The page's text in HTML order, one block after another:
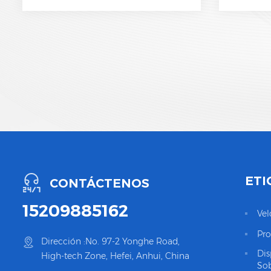
CONTÁCTENOS
15209885162
Dirección :No. 97-2 Yonghe Road,
High-tech Zone, Hefei, Anhui, China